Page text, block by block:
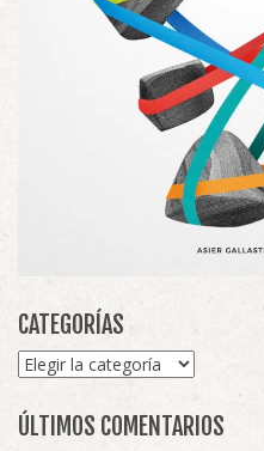
CATEGORÍAS
Categorías
ÚLTIMOS COMENTARIOS